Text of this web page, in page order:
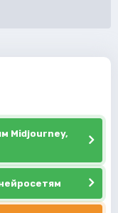
Midjourney,